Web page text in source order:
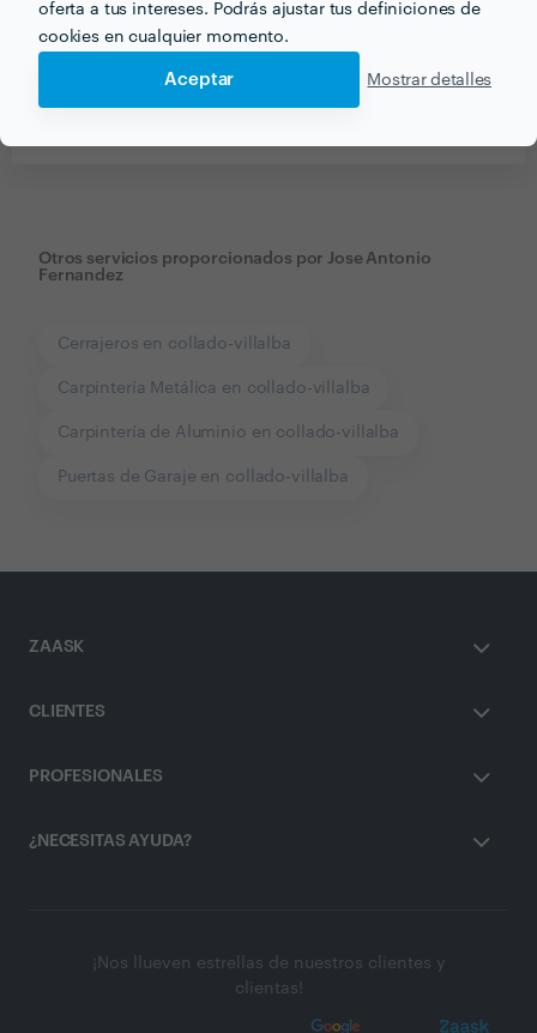
oferta a tus intereses. Podrás ajustar tus definiciones de
cookies en cualquier momento.
Aceptar Mostrar detalles
Recibe varias propuestas de profesionales como
Otros servicios proporcionados por Jose Antonio
Fernandez
Cerrajeros en collado-villalba
Carpintería Metálica en collado-villalba
Carpintería de Aluminio en collado-villalba
Puertas de Garaje en collado-villalba
ZAASK
CLIENTES
PROFESIONALES
¿NECESITAS AYUDA?
¡Nos llueven estrellas de nuestros clientes y
clientas!